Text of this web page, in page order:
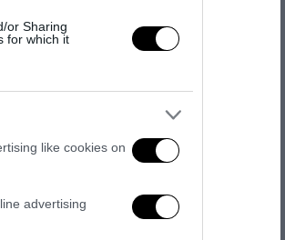
or Sharing
for which it
like cookies on
advertising
e persino i superstiti erano
come “macchie di lutto rinunciare
diventi uomo, l’homo si trasformi
è ricco di questi esempi: da
soliti bivaccare i Proci, affinché
per Elettra che convince
cieca a cui la più recente
Esempio, di un erede naturale